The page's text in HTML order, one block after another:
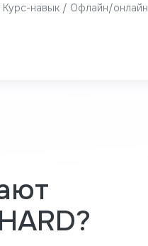
навык / Офлайн/онлайн